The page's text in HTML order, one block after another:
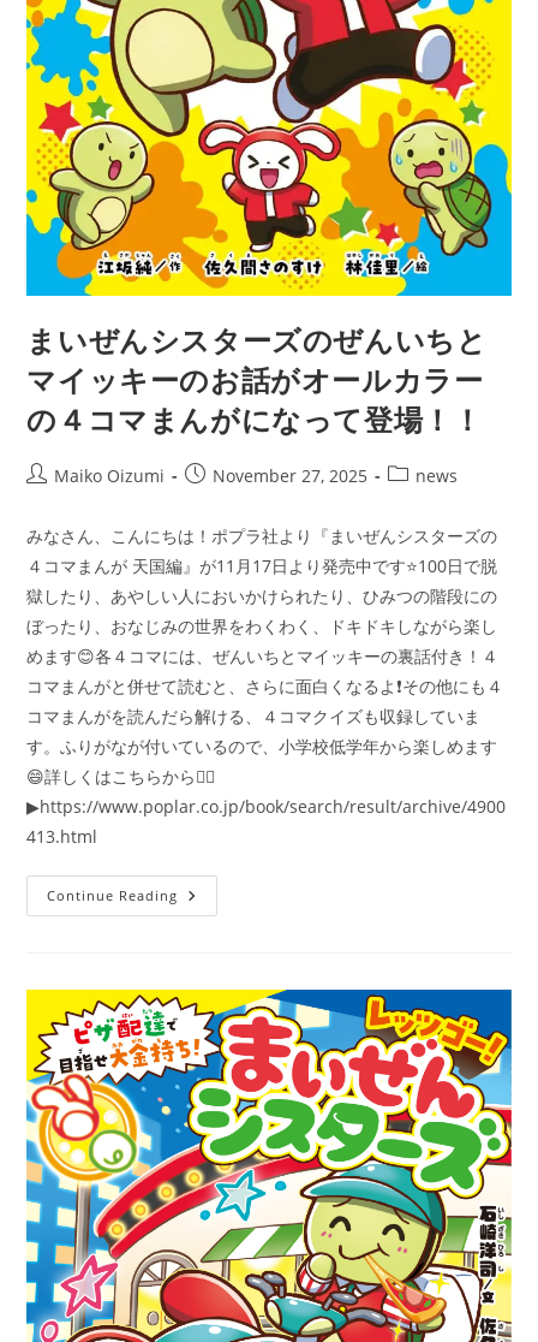
発
売
中！！
まいぜんシスターズのぜんいちと
マイッキーのお話がオールカラー
の４コマまんがになって登場！！
PostMaiko Oizumi
PostNovember 27, 2025
Postnews
みなさん、こんにちは！ポプラ社より『まいぜんシスターズの
４コマまんが 天国編』が11月17日より発売中です⭐100日で脱
獄したり、あやしい人においかけられたり、ひみつの階段にの
ぼったり、おなじみの世界をわくわく、ドキドキしながら楽し
めます😊各４コマには、ぜんいちとマイッキーの裏話付き！４
コマまんがと併せて読むと、さらに面白くなるよ❗その他にも４
コマまんがを読んだら解ける、４コマクイズも収録していま
す。ふりがなが付いているので、小学校低学年から楽しめます
😄詳しくはこちらから👇🏻
▶https://www.poplar.co.jp/book/search/result/archive/4900
413.html
Continue Reading ま
い
タ
ー
の
ぜ
ん
い
ち
と
マ
イ
ッ
キ
ー
お
話
が
ー
ル